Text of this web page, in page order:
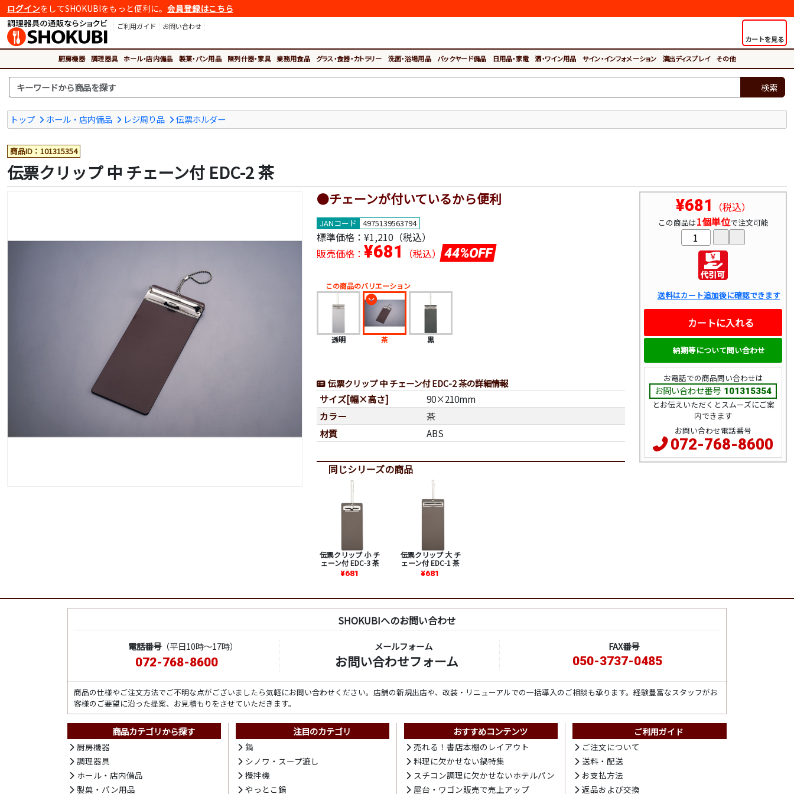
ログインをしてSHOKUBIをもっと便利に。 会員登録はこちら
ご利用ガイド
お問い合わせ
カートを見る
厨房機器 調理器具 ホール・店内備品 製菓・パン用品 陳列什器・家具 業務用食品 グラス・食器・カトラリー 洗面・浴場用品 バックヤード備品 日用品・家電 酒・ワイン用品 サイン・インフォメーション 演出ディスプレイ その他
検索
トップ ホール・店内備品 レジ周り品 伝票ホルダー
商品ID：101315354
伝票クリップ 中 チェーン付 EDC-2 茶
●チェーンが付いているから便利
JANコード 4975139563794
標準価格： ¥1,210（税込）
販売価格： ¥681 （税込） 44%OFF
この商品のバリエーション
透明 茶 黒
伝票クリップ 中 チェーン付 EDC-2 茶の詳細情報
サイズ[幅×高さ]
90×210mm
カラー
茶
材質
ABS
同じシリーズの商品
伝票クリップ 小 チ
ェーン付 EDC-3 茶
¥681
伝票クリップ 大 チ
ェーン付 EDC-1 茶
¥681
¥681 （税込）
この商品は1個単位で注文可能
送料はカート追加後に確認できます
カートに入れる
納期等について問い合わせ
お電話での商品問い合わせは
お問い合わせ番号 101315354
とお伝えいただくとスムーズにご案
内できます
お問い合わせ電話番号
072-768-8600
SHOKUBIへのお問い合わせ
電話番号（平日10時～17時）
072-768-8600
メールフォーム
お問い合わせフォーム
FAX番号
050-3737-0485
商品の仕様やご注文方法でご不明な点がございましたら気軽にお問い合わせください。店舗の新規出店や、改装・リニューアルでの一括導入のご相談も承ります。経験豊富なスタッフがお
客様のご要望に沿った提案、お見積もりをさせていただきます。
商品カテゴリから探す
厨房機器
調理器具
ホール・店内備品
製菓・パン用品
注目のカテゴリ
鍋
シノワ・スープ漉し
攪拌機
やっとこ鍋
おすすめコンテンツ
売れる！書店本棚のレイアウト
料理に欠かせない鍋特集
スチコン調理に欠かせないホテルパン
屋台・ワゴン販売で売上アップ
ご利用ガイド
ご注文について
送料・配送
お支払方法
返品および交換